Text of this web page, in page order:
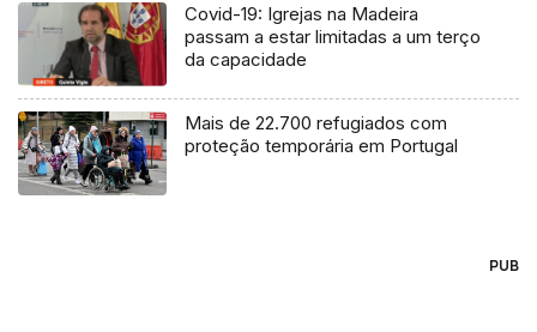
Covid-19: Igrejas na Madeira
passam a estar limitadas a um terço
da capacidade
Mais de 22.700 refugiados com
proteção temporária em Portugal
PUB